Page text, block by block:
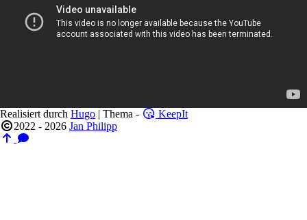
Realisiert durch Hugo | Thema -
KeepIt
2022 - 2026 Jan Philipp